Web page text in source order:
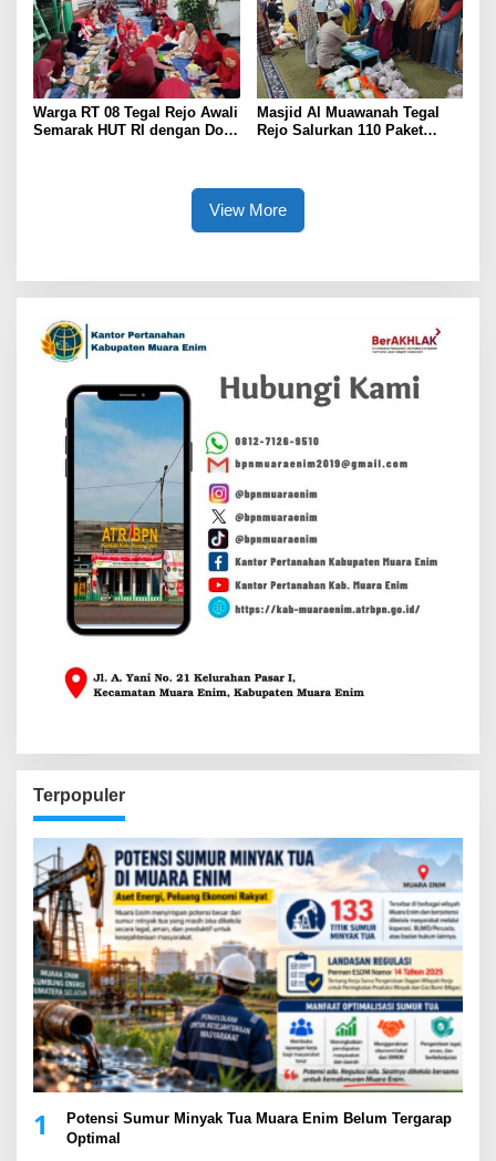
Warga RT 08 Tegal Rejo Awali
Semarak HUT RI dengan Doa
Masjid Al Muawanah Tegal
Rejo Salurkan 110 Paket
View More
Terpopuler
1
Potensi Sumur Minyak Tua Muara Enim Belum Tergarap
Optimal